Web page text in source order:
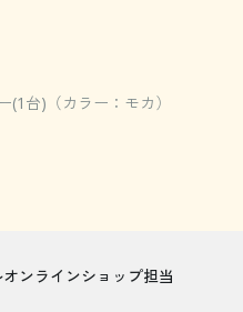
(1台)（カラー：モカ）
ンラインショップ担当